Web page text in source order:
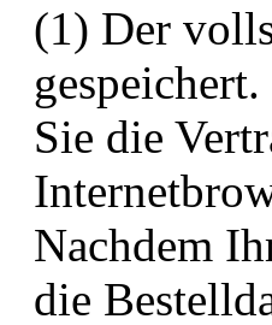
(1) Der
Sie die
Nachdem
die